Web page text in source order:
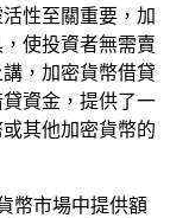
性至關重要，加
使投資者無需賣
，加密貨幣借貸
資金，提供了一
其他加密貨幣的
幣市場中提供額